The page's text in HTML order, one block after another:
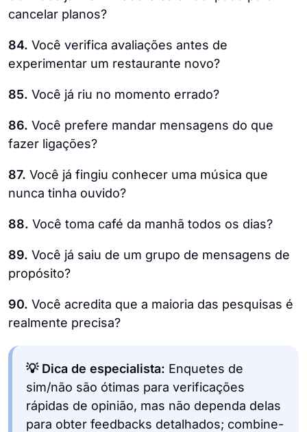
cancelar planos?
84. Você verifica avaliações antes de
experimentar um restaurante novo?
85. Você já riu no momento errado?
86. Você prefere mandar mensagens do que
fazer ligações?
87. Você já fingiu conhecer uma música que
nunca tinha ouvido?
88. Você toma café da manhã todos os dias?
89. Você já saiu de um grupo de mensagens de
propósito?
90. Você acredita que a maioria das pesquisas é
realmente precisa?
💡 Dica de especialista: Enquetes de
sim/não são ótimas para verificações
rápidas de opinião, mas não dependa delas
para obter feedbacks detalhados; combine-